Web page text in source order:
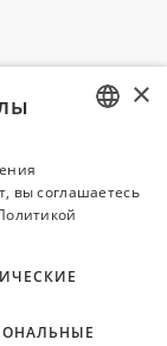
Киев
правом
UKRAINIAN
×
вы соглашаетесь